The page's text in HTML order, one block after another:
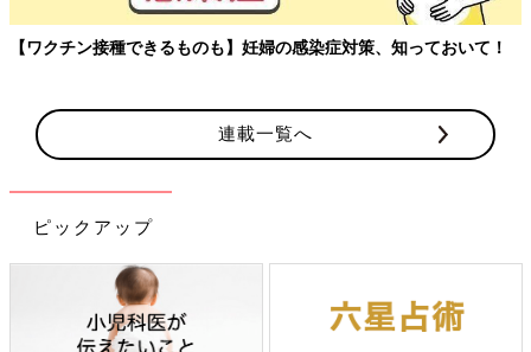
て、どん底に突き落とされるような気持ちでした。今思え
ば、“障害についてなにもわからないことに対する恐怖”に押しつ
――療育に通い始めたのはいつごろですか？
次第電話をかけ、こっちゃんを抱っこ、みっちゃんの手を引い
て、たくさんのデイサービスの見学に行きました。見学中、みっ
ちゃんは慣れない場所で緊張していたのか、頭がはちきれそうな
大きな声を出しパニックになることも度々ありました。それで
も、神にもすがる思いで「とにかく何かをしなきゃ」と必死でし
【ワクチン接種できるものも】妊婦の感染症対策、知っておいて！
連載一覧へ
ピックアップ